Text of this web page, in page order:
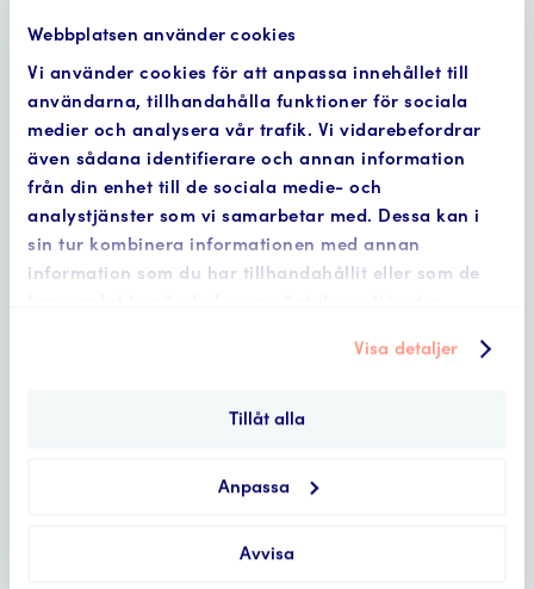
Webbplatsen använder cookies
Vi använder cookies för att anpassa innehållet till
användarna, tillhandahålla funktioner för sociala
medier och analysera vår trafik. Vi vidarebefordrar
även sådana identifierare och annan information
från din enhet till de sociala medie- och
analystjänster som vi samarbetar med. Dessa kan i
sin tur kombinera informationen med annan
information som du har tillhandahållit eller som de
Visa detaljer
Tillåt alla
Anpassa
Avvisa
– Vi hoppas att projektets resultat ska komma
till användning i samverkan för Ljungan och
Gimån som nu påbörjats, men också i övriga
samverkansprocesser, berättar Sara.
Rapporterna från pilotprojektet i Ljungan
finns att ta del avhär.